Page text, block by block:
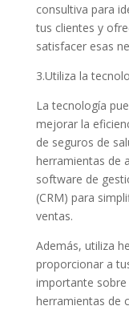
consultiva para
tus clientes y
satisfacer esas
3.Utiliza la
La tecnología
mejorar la
de seguros de
herramientas de
software de
(CRM) para
ventas.
Además, utiliza
proporcionar a
importante sobre
herramientas de